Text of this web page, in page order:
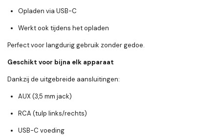
Opladen via USB-C
Werkt ook tijdens het opladen
Perfect voor langdurig gebruik zonder gedoe.
Geschikt voor bijna elk apparaat
Dankzij de uitgebreide aansluitingen:
AUX (3,5 mm jack)
RCA (tulp links/rechts)
USB-C voeding